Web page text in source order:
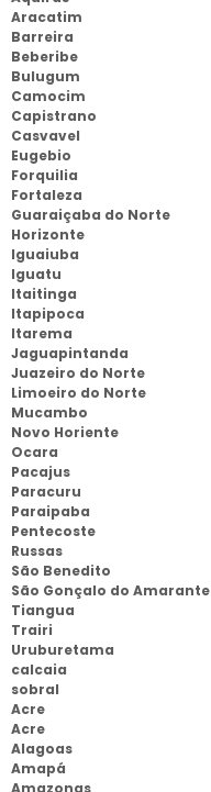
Aracatim
Barreira
Beberibe
Bulugum
Camocim
Capistrano
Casvavel
Eugebio
Forquilia
Fortaleza
Guaraiçaba do Norte
Horizonte
Iguaiuba
Iguatu
Itaitinga
Itapipoca
Itarema
Jaguapintanda
Juazeiro do Norte
Limoeiro do Norte
Mucambo
Novo Horiente
Ocara
Pacajus
Paracuru
Paraipaba
Pentecoste
Russas
São Benedito
São Gonçalo do Amarante
Tiangua
Trairi
Uruburetama
calcaia
sobral
Acre
Acre
Alagoas
Amapá
Amazonas